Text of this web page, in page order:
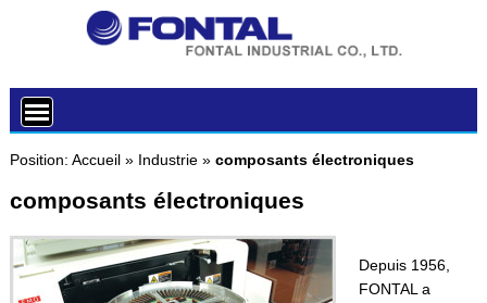
Position:Accueil » Industrie »composants électroniques
composants électroniques
Depuis 1956,
FONTAL a